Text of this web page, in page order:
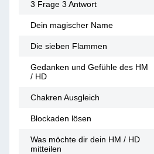
3 Frage 3 Antwort
Dein magischer Name
Die sieben Flammen
Gedanken und Gefühle des HM
/ HD
Chakren Ausgleich
Blockaden lösen
Was möchte dir dein HM / HD
mitteilen